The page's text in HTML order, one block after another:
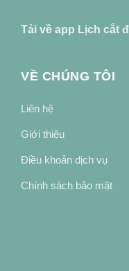
Tải về app Lịch cắt
VỀ CHÚNG TÔI
Liên hệ
Giới thiệu
Điều khoản dịch vụ
Chính sách bảo mật